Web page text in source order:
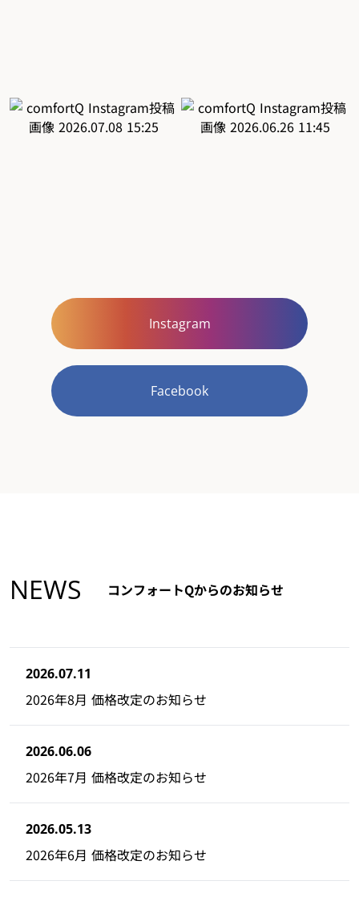
Instagram
Facebook
NEWS コンフォートQからのお知らせ
2026.07.11
2026年8月 価格改定のお知らせ
2026.06.06
2026年7月 価格改定のお知らせ
2026.05.13
2026年6月 価格改定のお知らせ